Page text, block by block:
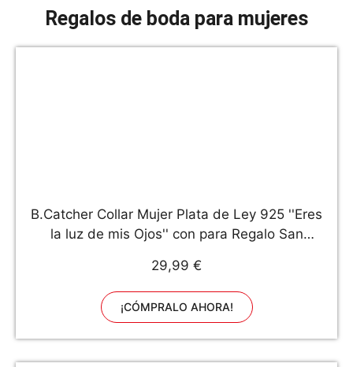
Regalos de boda para mujeres
B.Catcher Collar Mujer Plata de Ley 925 ''Eres
la luz de mis Ojos'' con para Regalo San
29,99 €
¡CÓMPRALO AHORA!